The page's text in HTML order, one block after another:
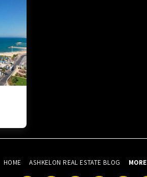
HOME ASHKELON REAL ESTATE BLOG MORE